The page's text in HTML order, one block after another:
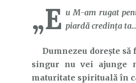
„E u M-am rugat
piardă credinţa
Dumnezeu dorește să
singur nu vei ajunge
maturitate spirituală în